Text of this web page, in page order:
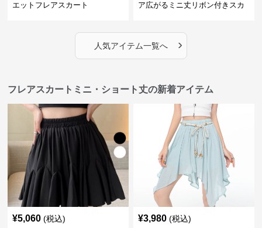
エットフレアスカート
ア広がるミニ丈リボン付きスカ
人気アイテム一覧へ ›
フレアスカートミニ・ショート丈の新着アイテム
¥5,060 (税込) ¥3,980 (税込)